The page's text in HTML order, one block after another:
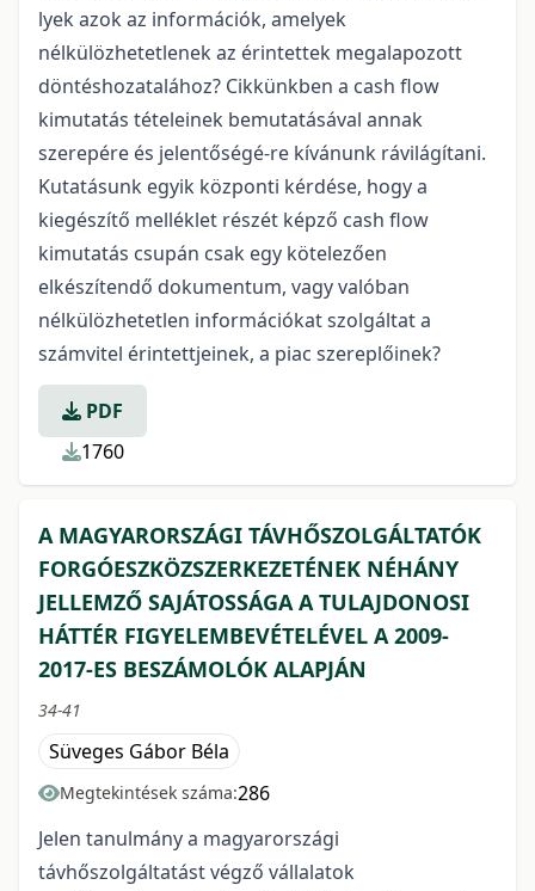
lyek azok az információk, amelyek
nélkülözhetetlenek az érintettek megalapozott
döntéshozatalához? Cikkünkben a cash flow
kimutatás tételeinek bemutatásával annak
szerepére és jelentőségé-re kívánunk rávilágítani.
Kutatásunk egyik központi kérdése, hogy a
kiegészítő melléklet részét képző cash flow
kimutatás csupán csak egy kötelezően
elkészítendő dokumentum, vagy valóban
nélkülözhetetlen információkat szolgáltat a
számvitel érintettjeinek, a piac szereplőinek?
PDF
1760
A MAGYARORSZÁGI TÁVHŐSZOLGÁLTATÓK
FORGÓESZKÖZSZERKEZETÉNEK NÉHÁNY
JELLEMZŐ SAJÁTOSSÁGA A TULAJDONOSI
HÁTTÉR FIGYELEMBEVÉTELÉVEL A 2009-
2017-ES BESZÁMOLÓK ALAPJÁN
34-41
Süveges Gábor Béla
Megtekintések száma:286
Jelen tanulmány a magyarországi
távhőszolgáltatást végző vállalatok